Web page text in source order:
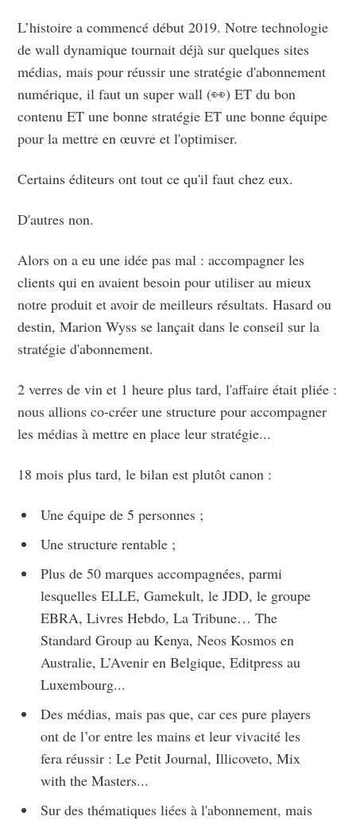
L’histoire a commencé début 2019. Notre technologie
de wall dynamique tournait déjà sur quelques sites
médias, mais pour réussir une stratégie d'abonnement
numérique, il faut un super wall (👀) ET du bon
contenu ET une bonne stratégie ET une bonne équipe
pour la mettre en œuvre et l'optimiser.
Certains éditeurs ont tout ce qu'il faut chez eux.
D'autres non.
Alors on a eu une idée pas mal : accompagner les
clients qui en avaient besoin pour utiliser au mieux
notre produit et avoir de meilleurs résultats. Hasard ou
destin, Marion Wyss se lançait dans le conseil sur la
stratégie d'abonnement.
2 verres de vin et 1 heure plus tard, l'affaire était pliée :
nous allions co-créer une structure pour accompagner
les médias à mettre en place leur stratégie...
18 mois plus tard, le bilan est plutôt canon :
Une équipe de 5 personnes ;
Une structure rentable ;
Plus de 50 marques accompagnées, parmi
lesquelles ELLE, Gamekult, le JDD, le groupe
EBRA, Livres Hebdo, La Tribune… The
Standard Group au Kenya, Neos Kosmos en
Australie, L’Avenir en Belgique, Editpress au
Luxembourg...
Des médias, mais pas que, car ces pure players
ont de l’or entre les mains et leur vivacité les
fera réussir : Le Petit Journal, Illicoveto, Mix
with the Masters...
Sur des thématiques liées à l'abonnement, mais